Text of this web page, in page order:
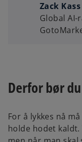
Zack Kass
Global
Derfor bør
For å lykkes nå
holde hodet